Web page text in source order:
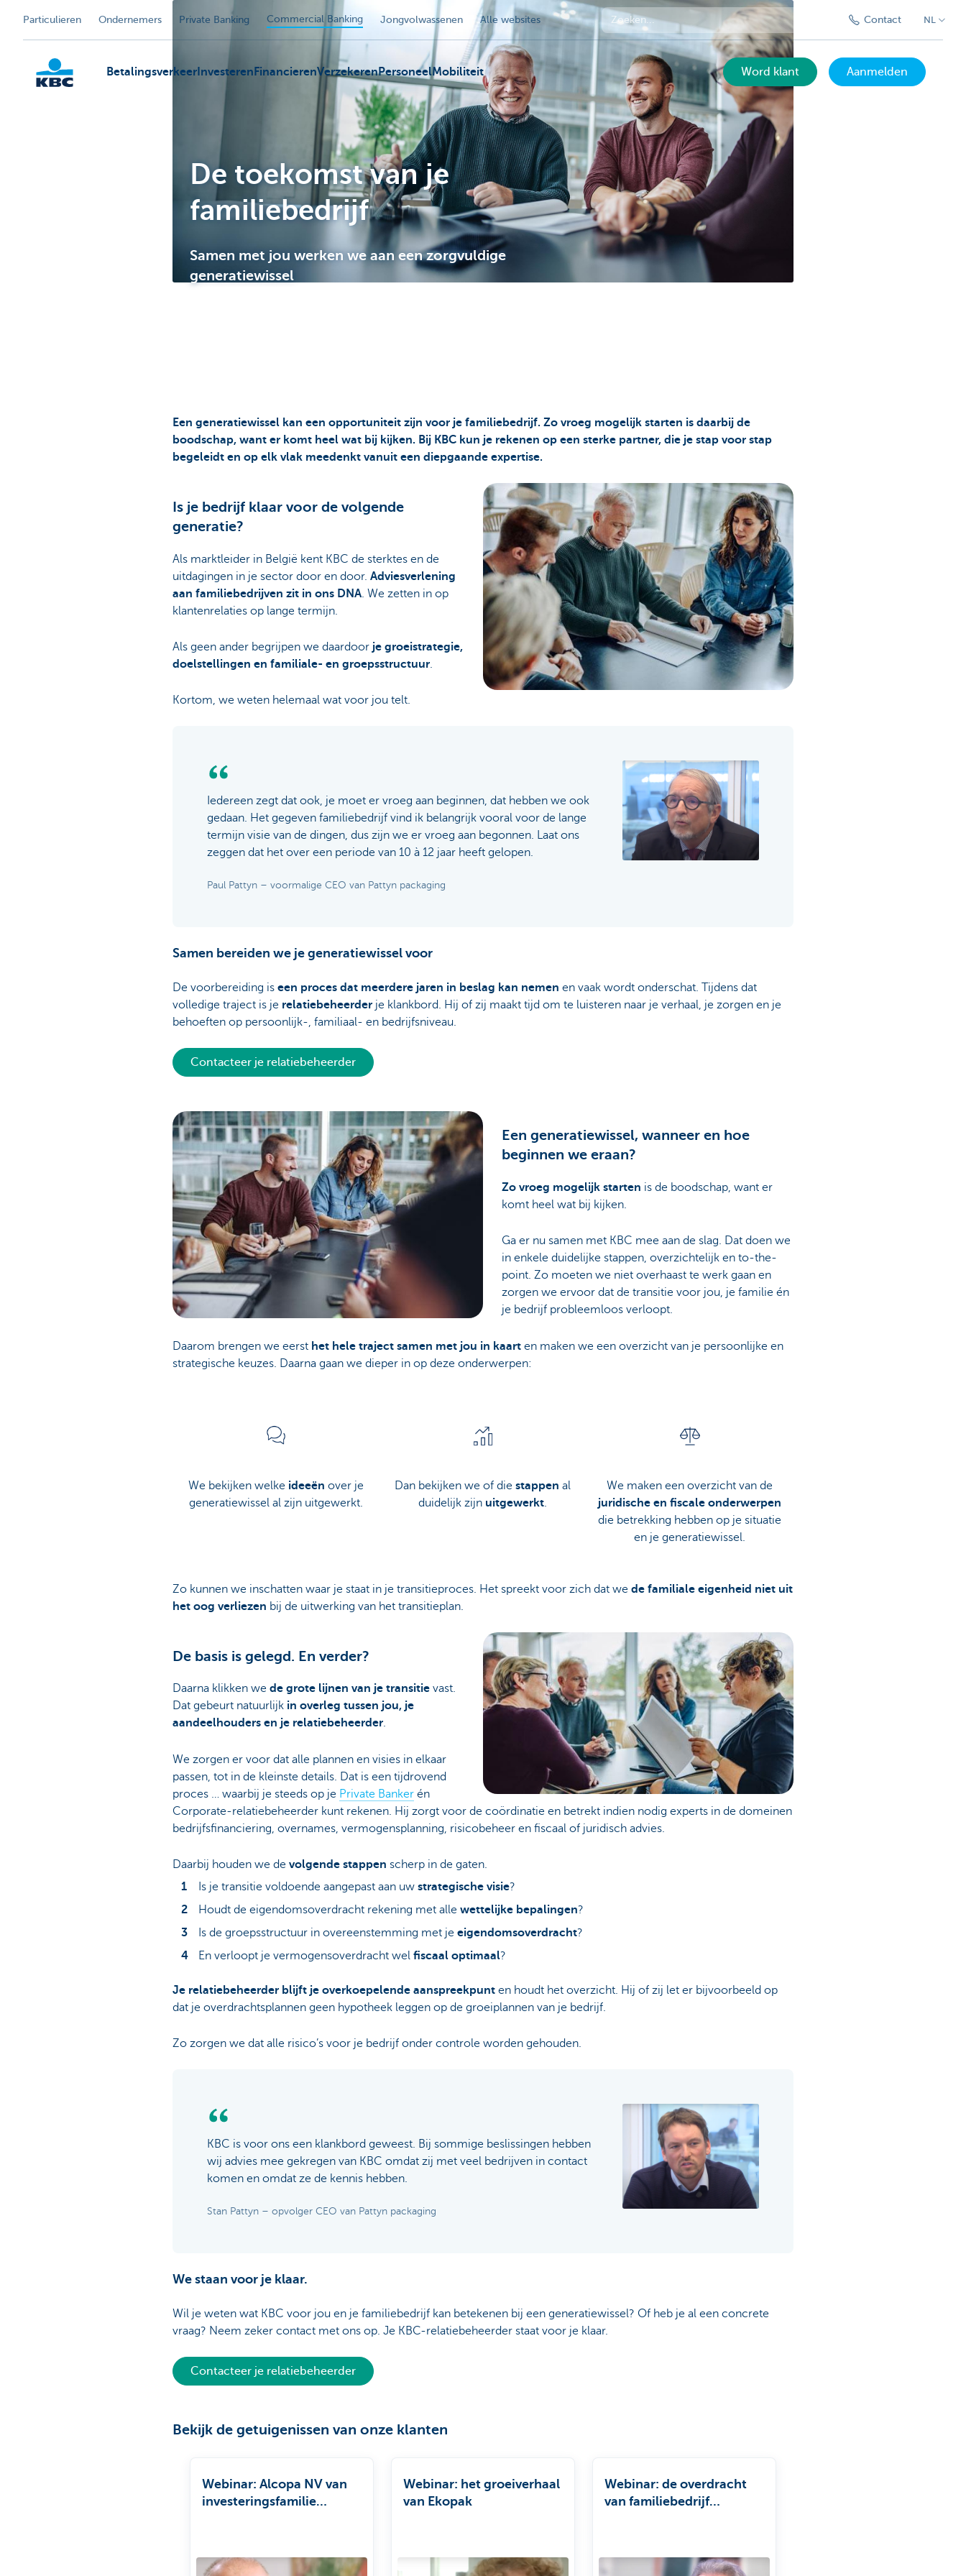
Particulieren Ondernemers Private Banking Commercial Banking Jongvolwassenen Alle websites Contact NL
Betalingsverkeer Investeren FinancierenVerzekerenPersoneelMobiliteit Word klant Aanmelden
De toekomst van je
familiebedrijf
Samen met jou werken we aan een zorgvuldige
generatiewissel
Een generatiewissel kan een opportuniteit zijn voor je familiebedrijf. Zo vroeg mogelijk starten is daarbij de
boodschap, want er komt heel wat bij kijken. Bij KBC kun je rekenen op een sterke partner, die je stap voor stap
begeleidt en op elk vlak meedenkt vanuit een diepgaande expertise.
Is je bedrijf klaar voor de volgende
generatie?
Als marktleider in België kent KBC de sterktes en de
uitdagingen in je sector door en door. Adviesverlening
aan familiebedrijven zit in ons DNA . We zetten in op
klantenrelaties op lange termijn.
Als geen ander begrijpen we daardoor je groeistrategie,
doelstellingen en familiale- en groepsstructuur.
Kortom, we weten helemaal wat voor jou telt.
Iedereen zegt dat ook, je moet er vroeg aan beginnen, dat hebben we ook
gedaan. Het gegeven familiebedrijf vind ik belangrijk vooral voor de lange
termijn visie van de dingen, dus zijn we er vroeg aan begonnen. Laat ons
zeggen dat het over een periode van 10 à 12 jaar heeft gelopen.
Paul Pattyn – voormalige CEO van Pattyn packaging
Samen bereiden we je generatiewissel voor
De voorbereiding is een proces dat meerdere jaren in beslag kan nemen en vaak wordt onderschat. Tijdens dat
volledige traject is je relatiebeheerder je klankbord. Hij of zij maakt tijd om te luisteren naar je verhaal, je zorgen en je
behoeften op persoonlijk-, familiaal- en bedrijfsniveau.
Contacteer je relatiebeheerder
Een generatiewissel, wanneer en hoe
beginnen we eraan?
Zo vroeg mogelijk starten is de boodschap, want er
komt heel wat bij kijken.
Ga er nu samen met KBC mee aan de slag. Dat doen we
in enkele duidelijke stappen, overzichtelijk en to-the-
point. Zo moeten we niet overhaast te werk gaan en
zorgen we ervoor dat de transitie voor jou, je familie én
je bedrijf probleemloos verloopt.
Daarom brengen we eerst het hele traject samen met jou in kaart en maken we een overzicht van je persoonlijke en
strategische keuzes. Daarna gaan we dieper in op deze onderwerpen:
We bekijken welke ideeën over je
generatiewissel al zijn uitgewerkt.
Dan bekijken we of die stappen al
duidelijk zijn uitgewerkt.
We maken een overzicht van de
juridische en fiscale onderwerpen
die betrekking hebben op je situatie
en je generatiewissel.
Zo kunnen we inschatten waar je staat in je transitieproces. Het spreekt voor zich dat we de familiale eigenheid niet uit
het oog verliezen bij de uitwerking van het transitieplan.
De basis is gelegd. En verder?
Daarna klikken we de grote lijnen van je transitie vast.
Dat gebeurt natuurlijk in overleg tussen jou, je
aandeelhouders en je relatiebeheerder.
We zorgen er voor dat alle plannen en visies in elkaar
passen, tot in de kleinste details. Dat is een tijdrovend
proces … waarbij je steeds op je Private Banker én
Corporate-relatiebeheerder kunt rekenen. Hij zorgt voor de coördinatie en betrekt indien nodig experts in de domeinen
bedrijfsfinanciering, overnames, vermogensplanning, risicobeheer en fiscaal of juridisch advies.
Daarbij houden we de volgende stappen scherp in de gaten.
Is je transitie voldoende aangepast aan uw strategische visie?
Houdt de eigendomsoverdracht rekening met alle wettelijke bepalingen?
Is de groepsstructuur in overeenstemming met je eigendomsoverdracht?
En verloopt je vermogensoverdracht wel fiscaal optimaal?
Je relatiebeheerder blijft je overkoepelende aanspreekpunt en houdt het overzicht. Hij of zij let er bijvoorbeeld op
dat je overdrachtsplannen geen hypotheek leggen op de groeiplannen van je bedrijf.
Zo zorgen we dat alle risico’s voor je bedrijf onder controle worden gehouden.
KBC is voor ons een klankbord geweest. Bij sommige beslissingen hebben
wij advies mee gekregen van KBC omdat zij met veel bedrijven in contact
komen en omdat ze de kennis hebben.
Stan Pattyn – opvolger CEO van Pattyn packaging
We staan voor je klaar.
Wil je weten wat KBC voor jou en je familiebedrijf kan betekenen bij een generatiewissel? Of heb je al een concrete
vraag? Neem zeker contact met ons op. Je KBC-relatiebeheerder staat voor je klaar.
Contacteer je relatiebeheerder
Bekijk de getuigenissen van onze klanten
Webinar: Alcopa NV van
investeringsfamilie
Webinar: het groeiverhaal
van Ekopak
Webinar: de overdracht
van familiebedrijf